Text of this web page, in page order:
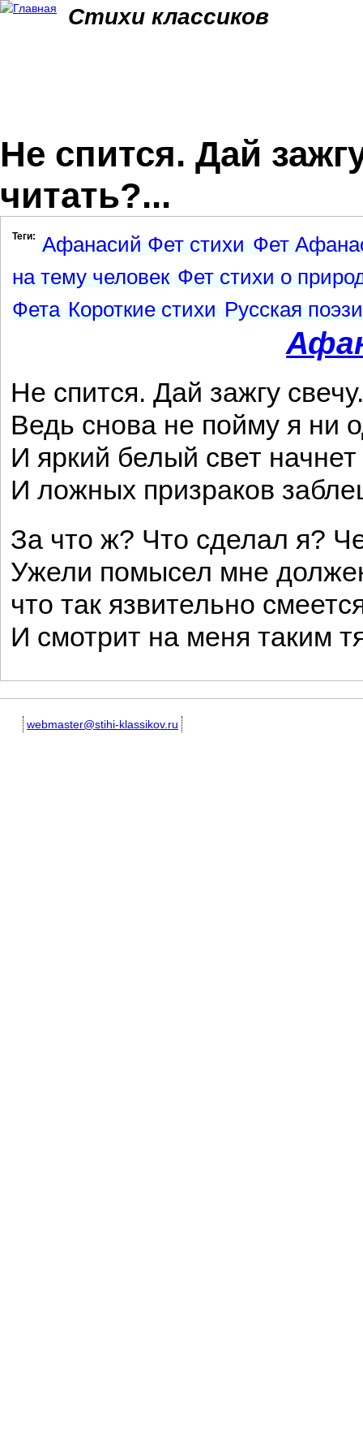
Стихи классиков
Не спится. Дай
читать?...
Теги: Афанасий Фет стихи Фет
на тему человек Фет стихи о
Фета Короткие стихи Русская
Не спится. Дай зажгу
Ведь снова не пойму я ни
И яркий белый свет начнет
И ложных призраков
За что ж? Что сделал я?
Ужели помысел мне
что так язвительно
И смотрит на меня таким
webmaster@stihi-klassikov.ru